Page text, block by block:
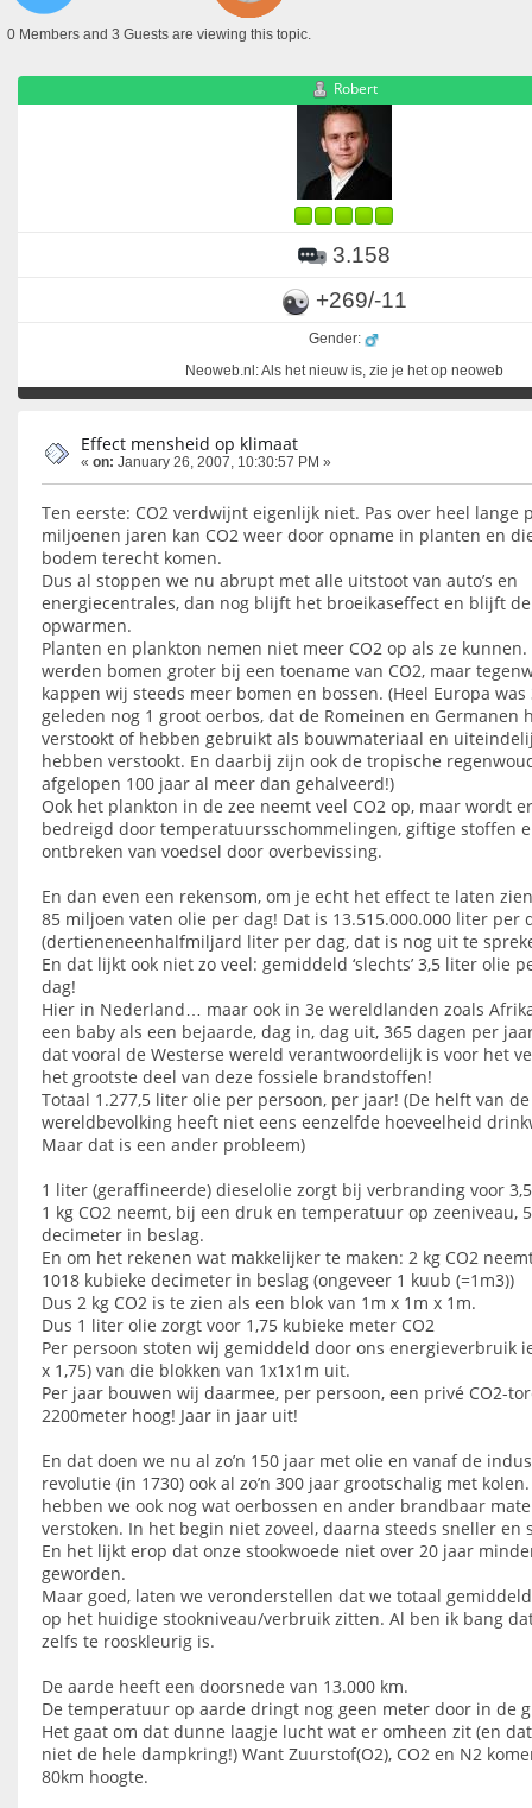
0 Members and 3 Guests are viewing this topic.
Robert
3.158
+269/-11
Gender:
Neoweb.nl: Als het nieuw is, zie je het op neoweb
Effect mensheid op klimaat
« on: January 26, 2007, 10:30:57 PM »
Ten eerste: CO2 verdwijnt eigenlijk niet. Pas over heel lange
miljoenen jaren kan CO2 weer door opname in planten en
bodem terecht komen.
Dus al stoppen we nu abrupt met alle uitstoot van auto’s en
energiecentrales, dan nog blijft het broeikaseffect en blijft
opwarmen.
Planten en plankton nemen niet meer CO2 op als ze
werden bomen groter bij een toename van CO2, maar
kappen wij steeds meer bomen en bossen. (Heel Europa was
geleden nog 1 groot oerbos, dat de Romeinen en Germanen
verstookt of hebben gebruikt als bouwmateriaal en
hebben verstookt. En daarbij zijn ook de tropische
afgelopen 100 jaar al meer dan gehalveerd!)
Ook het plankton in de zee neemt veel CO2 op, maar wordt
bedreigd door temperatuursschommelingen, giftige stoffen
ontbreken van voedsel door overbevissing.
En dan even een rekensom, om je echt het effect te laten
85 miljoen vaten olie per dag! Dat is 13.515.000.000 liter per
(dertieneneenhalfmiljard liter per dag, dat is nog uit te
En dat lijkt ook niet zo veel: gemiddeld ‘slechts’ 3,5 liter olie
dag!
Hier in Nederland… maar ook in 3e wereldlanden zoals
een baby als een bejaarde, dag in, dag uit, 365 dagen per
dat vooral de Westerse wereld verantwoordelijk is voor het
het grootste deel van deze fossiele brandstoffen!
Totaal 1.277,5 liter olie per persoon, per jaar! (De helft van de
wereldbevolking heeft niet eens eenzelfde hoeveelheid
Maar dat is een ander probleem)
1 liter (geraffineerde) dieselolie zorgt bij verbranding voor 3,5
1 kg CO2 neemt, bij een druk en temperatuur op zeeniveau,
decimeter in beslag.
En om het rekenen wat makkelijker te maken: 2 kg CO2
1018 kubieke decimeter in beslag (ongeveer 1 kuub (=1m3))
Dus 2 kg CO2 is te zien als een blok van 1m x 1m x 1m.
Dus 1 liter olie zorgt voor 1,75 kubieke meter CO2
Per persoon stoten wij gemiddeld door ons energieverbruik
x 1,75) van die blokken van 1x1x1m uit.
Per jaar bouwen wij daarmee, per persoon, een privé CO2-
2200meter hoog! Jaar in jaar uit!
En dat doen we nu al zo’n 150 jaar met olie en vanaf de
revolutie (in 1730) ook al zo’n 300 jaar grootschalig met
hebben we ook nog wat oerbossen en ander brandbaar
verstoken. In het begin niet zoveel, daarna steeds sneller en
En het lijkt erop dat onze stookwoede niet over 20 jaar
geworden.
Maar goed, laten we veronderstellen dat we totaal gemiddeld
op het huidige stookniveau/verbruik zitten. Al ben ik bang
zelfs te rooskleurig is.
De aarde heeft een doorsnede van 13.000 km.
De temperatuur op aarde dringt nog geen meter door in de
Het gaat om dat dunne laagje lucht wat er omheen zit (en
niet de hele dampkring!) Want Zuurstof(O2), CO2 en N2
80km hoogte.